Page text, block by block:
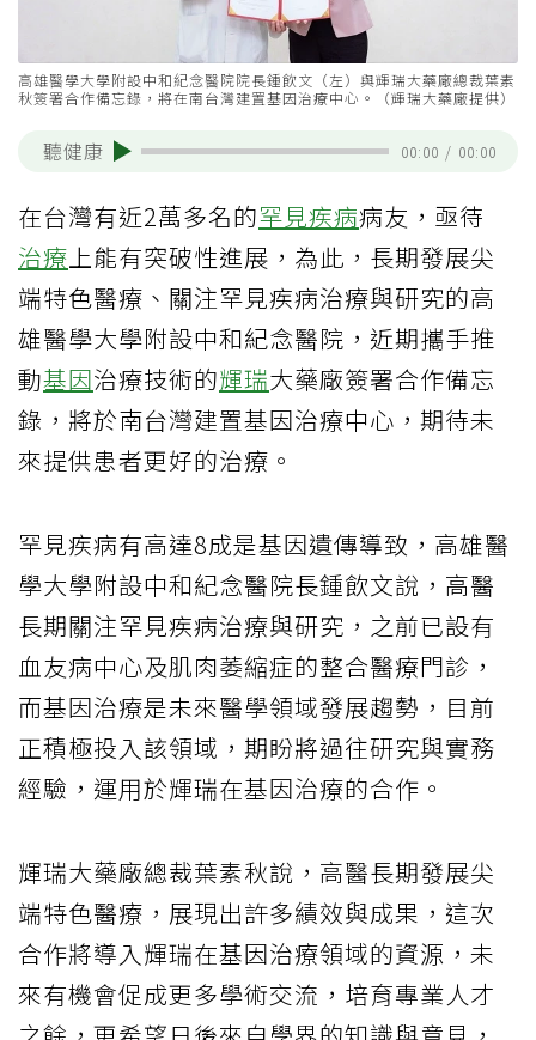
高雄醫學大學附設中和紀念醫院院長鍾飲文（左）與輝瑞大藥廠總裁葉素
秋簽署合作備忘錄，將在南台灣建置基因治療中心。（輝瑞大藥廠提供）
聽健康 00:00 / 00:00
在台灣有近2萬多名的罕見疾病病友，亟待
治療 上能有突破性進展，為此，長期發展尖
端特色醫療、關注罕見疾病治療與研究的高
雄醫學大學附設中和紀念醫院，近期攜手推
動基因治療技術的輝瑞大藥廠簽署合作備忘
錄，將於南台灣建置基因治療中心，期待未
來提供患者更好的治療。
罕見疾病有高達8成是基因遺傳導致，高雄醫
學大學附設中和紀念醫院長鍾飲文說，高醫
長期關注罕見疾病治療與研究，之前已設有
血友病中心及肌肉萎縮症的整合醫療門診，
而基因治療是未來醫學領域發展趨勢，目前
正積極投入該領域，期盼將過往研究與實務
經驗，運用於輝瑞在基因治療的合作。
輝瑞大藥廠總裁葉素秋說，高醫長期發展尖
端特色醫療，展現出許多績效與成果，這次
合作將導入輝瑞在基因治療領域的資源，未
來有機會促成更多學術交流，培育專業人才